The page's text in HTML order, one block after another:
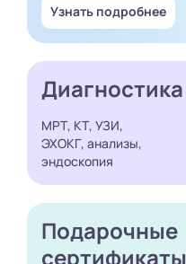
Узнать подробнее
Диагностика
МРТ, КТ, УЗИ,
ЭХОКГ, анализы,
эндоскопия
Подарочные
сертификаты